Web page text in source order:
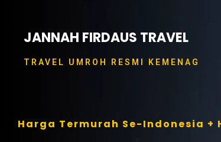
contentJANNAH FIRDAUS TRAVEL
TRAVEL UMROH RESMI KEMENAG
Harga Termurah Se-Indonesia +